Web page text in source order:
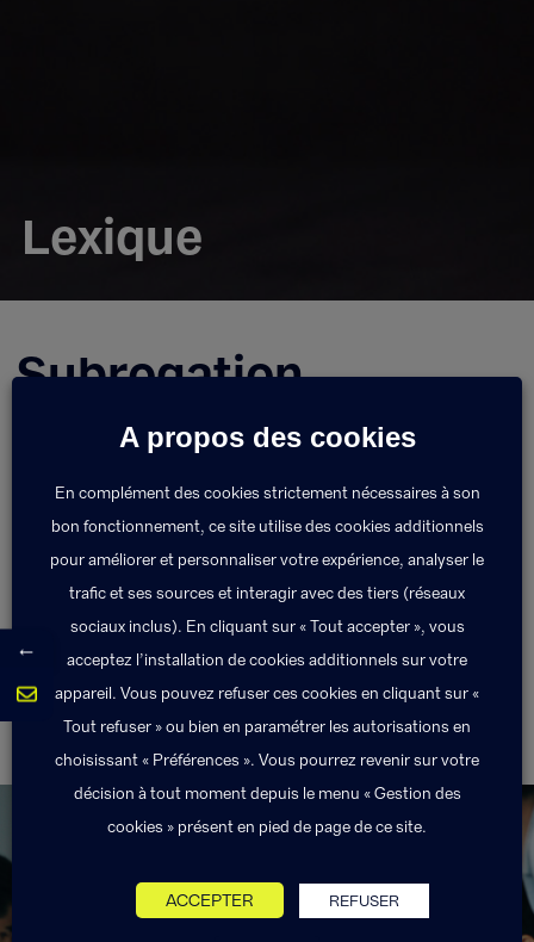
Lexique
Subrogation
La subrogation permet à l’assureur ayant indemnisé
responsable du dommage.
Retour au lexique
Souscripteur Surcomplémentaire
Exponens Solutions fait partie
A propos des cookies
En complément des cookies strictement nécessaires à son
bon fonctionnement, ce site utilise des cookies additionnels
pour améliorer et personnaliser votre expérience, analyser le
trafic et ses sources et interagir avec des tiers (réseaux
sociaux inclus). En cliquant sur « Tout accepter », vous
acceptez l’installation de cookies additionnels sur votre
appareil. Vous pouvez refuser ces cookies en cliquant sur «
Tout refuser » ou bien en paramétrer les autorisations en
choisissant « Préférences ». Vous pourrez revenir sur votre
décision à tout moment depuis le menu « Gestion des
cookies » présent en pied de page de ce site.
ACCEPTER REFUSER
←